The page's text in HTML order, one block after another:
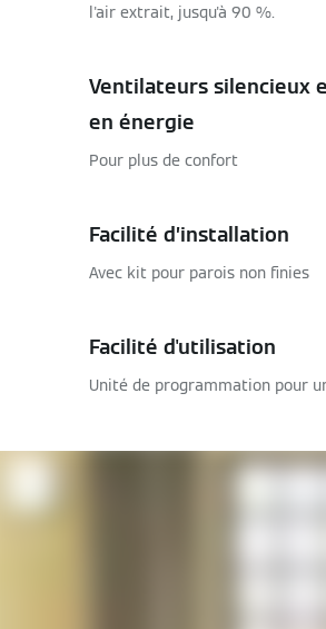
l'air extrait, jusqu'à 90 %.
Ventilateurs silencieux
en énergie
Pour plus de confort
Facilité d’installation
Avec kit pour parois non finies
Facilité d'utilisation
Unité de programmation pour